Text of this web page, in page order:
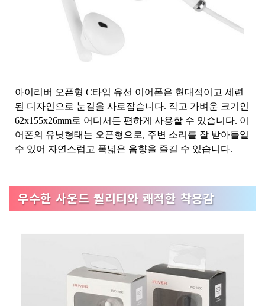
아이리버 오픈형 C타입 유선 이어폰은 현대적이고 세련
된 디자인으로 눈길을 사로잡습니다. 작고 가벼운 크기인
62x155x26mm로 어디서든 편하게 사용할 수 있습니다. 이
어폰의 유닛형태는 오픈형으로, 주변 소리를 잘 받아들일
수 있어 자연스럽고 폭넓은 음향을 즐길 수 있습니다.
우수한 사운드 퀄리티와 쾌적한 착용감